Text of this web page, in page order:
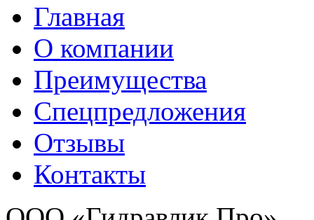
Главная
О компании
Преимущества
Спецпредложения
Отзывы
Контакты